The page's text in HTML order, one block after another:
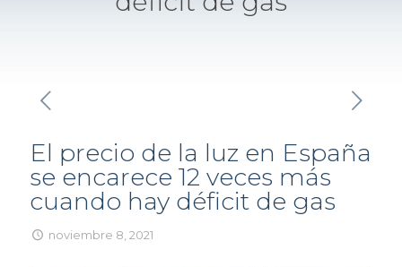
El precio de la luz en España
se encarece 12 veces más
cuando hay déficit de gas
noviembre 8, 2021